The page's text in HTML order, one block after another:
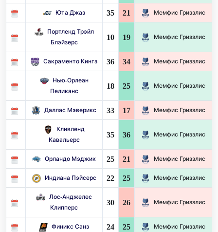
Юта Джаз 35 21 Мемфис Гриззлис
Портленд Трэйл
Блэйзерс
10 19 Мемфис Гриззлис
Сакраменто Кингз 36 34 Мемфис Гриззлис
Нью-Орлеан
Пеликанс
18 25 Мемфис Гриззлис
Даллас Мэверикс 33 17 Мемфис Гриззлис
Кливленд
Кавальерс
35 36 Мемфис Гриззлис
Орландо Мэджик 25 21 Мемфис Гриззлис
Индиана Пэйсерс 22 25 Мемфис Гриззлис
Лос-Анджелес
Клипперс
30 26 Мемфис Гриззлис
Финикс Санз 24 25 Мемфис Гриззлис